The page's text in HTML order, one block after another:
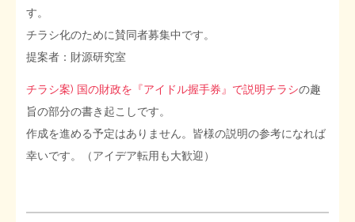
日本経済を解説するヤンキー／MIHANAマンガ／旧・財研出版
MMTの学習資料
たかの経世済民イラスト集
用語集
す。
チラシ化のために賛同者募集中です。
提案者：財源研究室
チラシ案) 国の財政を『アイドル握手券』で説明チラシの趣
旨の部分の書き起こしです。
作成を進める予定はありません。皆様の説明の参考になれば
幸いです。（アイデア転用も大歓迎）